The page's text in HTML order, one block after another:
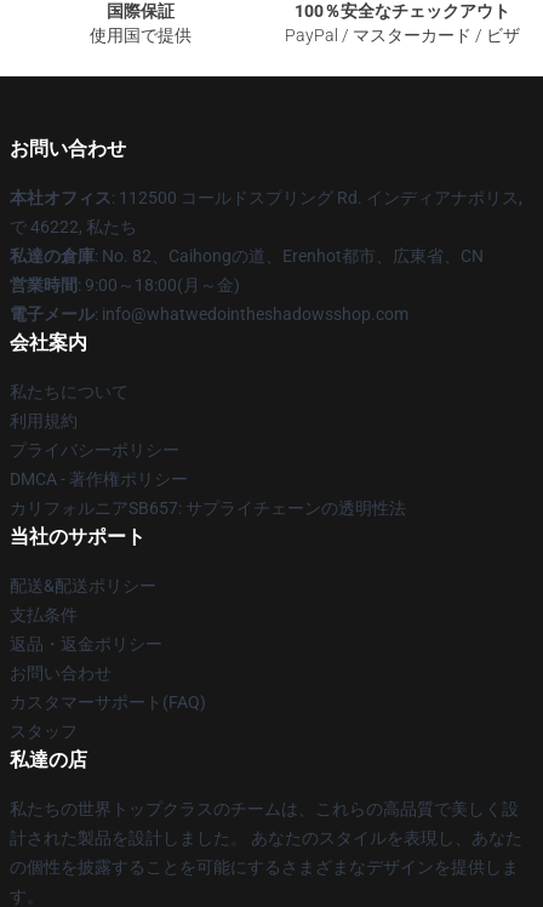
国際保証
使用国で提供
100％安全なチェックアウト
PayPal / マスターカード / ビザ
お問い合わせ
本社オフィス: 112500 コールドスプリング Rd. インディアナポリス,
で 46222, 私たち
私達の倉庫: No. 82、Caihongの道、Erenhot都市、広東省、CN
営業時間: 9:00～18:00(月～金)
電子メール: info@whatwedointheshadowsshop.com
会社案内
私たちについて
利用規約
プライバシーポリシー
DMCA - 著作権ポリシー
カリフォルニアSB657: サプライチェーンの透明性法
当社のサポート
配送&配送ポリシー
支払条件
返品・返金ポリシー
お問い合わせ
カスタマーサポート(FAQ)
スタッフ
私達の店
私たちの世界トップクラスのチームは、これらの高品質で美しく設
計された製品を設計しました。 あなたのスタイルを表現し、あなた
の個性を披露することを可能にするさまざまなデザインを提供しま
す。